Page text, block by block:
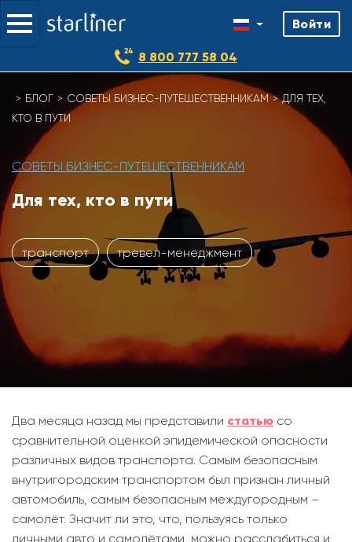
content
Войти
8 800 777 58 04
БЛОГ СОВЕТЫ БИЗНЕС-ПУТЕШЕСТВЕННИКАМ
ДЛЯ ТЕХ,
КТО В ПУТИ
СОВЕТЫ БИЗНЕС-ПУТЕШЕСТВЕННИКАМ
Для тех, кто в пути
транспорт тревел-менеджмент
Два месяца назад мы представили статью со
сравнительной оценкой эпидемической опасности
различных видов транспорта. Самым безопасным
внутригородским транспортом был признан личный
автомобиль, самым безопасным междугородным –
самолёт. Значит ли это, что, пользуясь только
личными авто и самолётами, можно расслабиться и